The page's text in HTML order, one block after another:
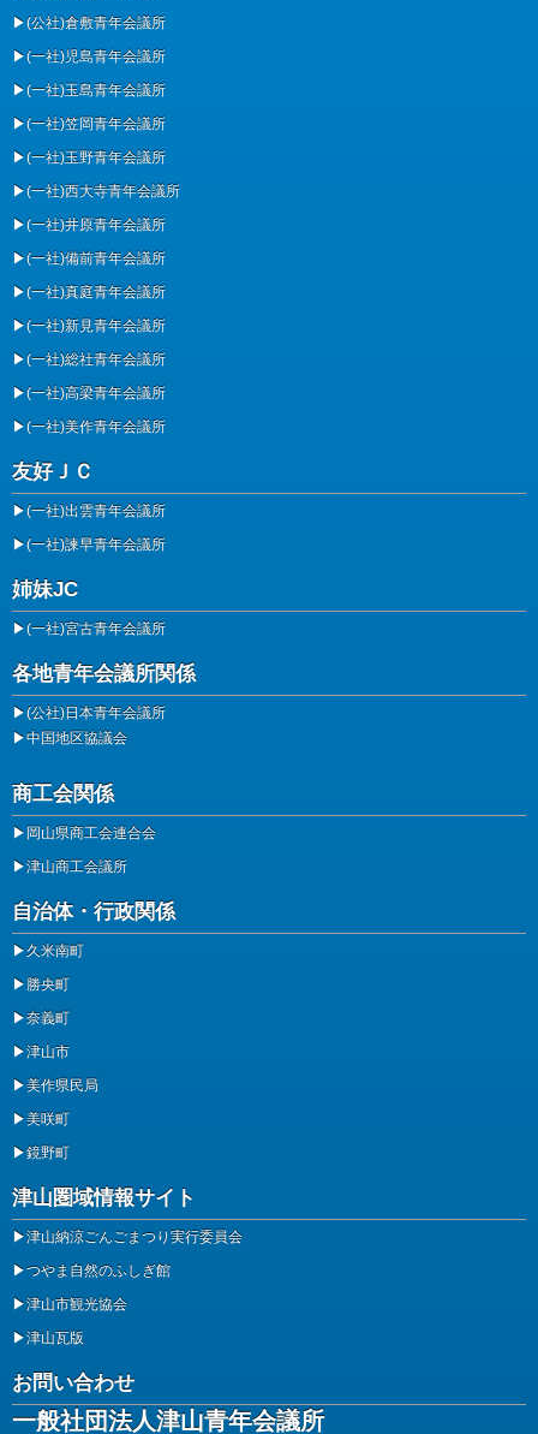
▶(公社)倉敷青年会議所
▶(一社)児島青年会議所
▶(一社)玉島青年会議所
▶(一社)笠岡青年会議所
▶(一社)玉野青年会議所
▶(一社)西大寺青年会議所
▶(一社)井原青年会議所
▶(一社)備前青年会議所
▶(一社)真庭青年会議所
▶(一社)新見青年会議所
▶(一社)総社青年会議所
▶(一社)高梁青年会議所
▶(一社)美作青年会議所
友好ＪＣ
▶(一社)出雲青年会議所
▶(一社)諫早青年会議所
姉妹JC
▶(一社)宮古青年会議所
各地青年会議所関係
▶(公社)日本青年会議所
▶中国地区協議会
商工会関係
▶ 岡山県商工会連合会
▶津山商工会議所
自治体・行政関係
▶久米南町
▶勝央町
▶奈義町
▶津山市
▶美作県民局
▶美咲町
▶鏡野町
津山圏域情報サイト
▶津山納涼ごんごまつり実行委員会
▶つやま自然のふしぎ館
▶津山市観光協会
▶津山瓦版
お問い合わせ
一般社団法人津山青年会議所